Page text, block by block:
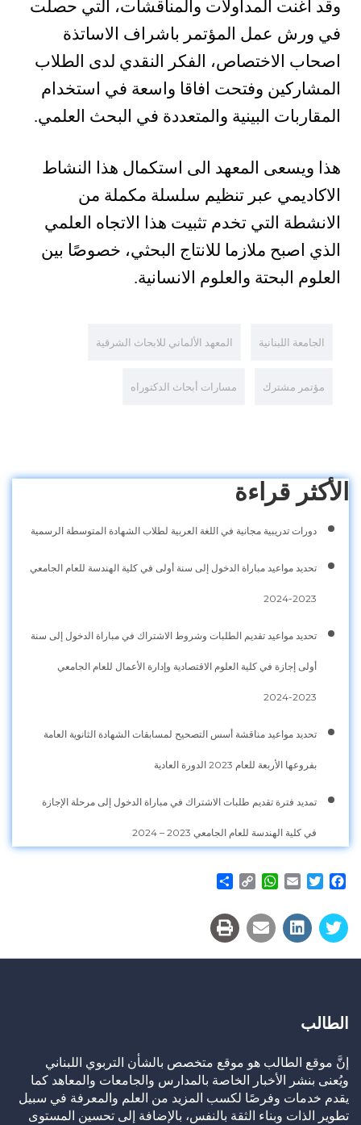
وقد أغنت المداولات والمناقشات، التي حصلت
في ورش عمل المؤتمر باشراف الاساتذة
اصحاب الاختصاص، الفكر النقدي لدى الطلاب
المشاركين وفتحت افاقا واسعة في استخدام
المقاربات البينية والمتعددة في البحث العلمي.
هذا ويسعى المعهد الى استكمال هذا النشاط
الاكاديمي عبر تنظيم سلسلة مكملة من
الانشطة التي تخدم تثبيت هذا الاتجاه العلمي
الذي اصبح ملازما للانتاج البحثي، خصوصًا بين
العلوم البحتة والعلوم الانسانية.
الجامعة اللبنانية المعهد الألماني للابحاث الشرقية
مؤتمر مشترك مسارات أبحاث الدكتوراه
الأكثر قراءة
دورات تدريبية مجانية في اللغة العربية لطلاب الشهادة المتوسطة الرسمية
تحديد مواعيد مباراة الدخول إلى سنة أولى في كلية الهندسة للعام الجامعي
2023-2024
تحديد مواعيد تقديم الطلبات وشروط الاشتراك في مباراة الدخول إلى سنة
أولى إجازة في كلية العلوم الاقتصادية وإدارة الأعمال للعام الجامعي
2023-2024
تحديد مواعيد مناقشة أسس التصحيح لمسابقات الشهادة الثانوية العامة
بفروعها الأربعة للعام 2023 الدورة العادية
تمديد فترة تقديم طلبات الاشتراك في مباراة الدخول إلى مرحلة الإجازة
في كلية الهندسة للعام الجامعي 2023 – 2024
Facebook
Twitter
Email
WhatsApp
Copy
الطالب
إنَّ موقع الطالب هو موقع متخصص بالشأن التربوي اللبناني
ويُعنى بنشر الأخبار الخاصة بالمدارس والجامعات والمعاهد كما
يقدم خدمات وفرصًا لكسب المزيد من العلم والمعرفة في سبيل
تطوير الذات وبناء الثقة بالنفس، بالإضافة إلى تحسين المستوى